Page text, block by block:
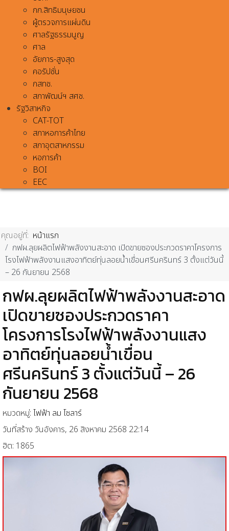
กก.สิทธิมนุษยชน
ผู้ตรวจการแผ่นดิน
ศาลรัฐธรรมนูญ
ศาล
อัยการ-สูงสุด
คอรัปชั่น
กสทช.
สภาพัฒน์ฯ สศช.
รัฐวิสาหกิจ
CAT-TOT
สภาหอการค้าไทย
สภาอุตสาหกรรม
หอการค้า
BOI
EEC
คุณอยู่ที่: หน้าแรก
กฟผ.ลุยผลิตไฟฟ้าพลังงานสะอาด เปิดขายซองประกวดราคาโครงการ
โรงไฟฟ้าพลังงานแสงอาทิตย์ทุ่นลอยน้ำเขื่อนศรีนครินทร์ 3 ตั้งแต่วันนี้
– 26 กันยายน 2568
กฟผ.ลุยผลิตไฟฟ้าพลังงานสะอาด
เปิดขายซองประกวดราคา
โครงการโรงไฟฟ้าพลังงานแสง
อาทิตย์ทุ่นลอยน้ำเขื่อน
ศรีนครินทร์ 3 ตั้งแต่วันนี้ – 26
กันยายน 2568
หมวดหมู่: ไฟฟ้า ลม โซลาร์
วันที่สร้าง วันอังคาร, 26 สิงหาคม 2568 22:14
ฮิต: 1865